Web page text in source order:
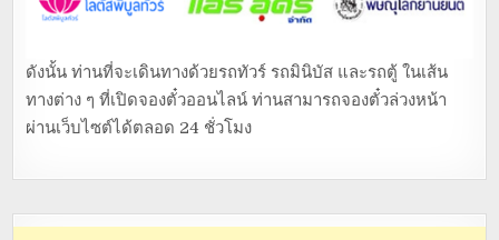
ดังนั้น ท่านที่จะเดินทางด้วยรถทัวร์ รถมินิบัส และรถตู้ ในเส้น
ทางต่าง ๆ ที่เปิดจองตั๋วออนไลน์ ท่านสามารถจองตั๋วล่วงหน้า
ผ่านเว็บไซต์ได้ตลอด 24 ชั่วโมง